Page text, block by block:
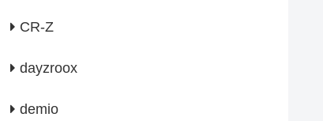
CR-Z
dayzroox
demio